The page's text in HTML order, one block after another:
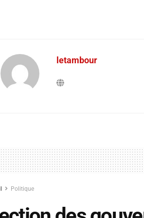
letambour
Politique